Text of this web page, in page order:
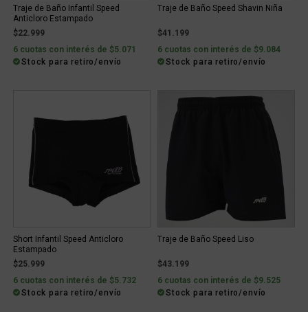
Traje de Baño Infantil Speed
Anticloro Estampado
$22.999
6 cuotas con interés de $5.071
Stock para retiro/envío
Traje de Baño Speed Shavin Niña
$41.199
6 cuotas con interés de $9.084
Stock para retiro/envío
Short Infantil Speed Anticloro
Estampado
$25.999
6 cuotas con interés de $5.732
Stock para retiro/envío
Traje de Baño Speed Liso
$43.199
6 cuotas con interés de $9.525
Stock para retiro/envío